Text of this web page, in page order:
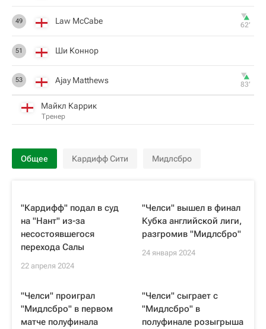
49 Law McCabe 62‎’‎
51 Ши Коннор
53 Ajay Matthews 83‎’‎
Майкл Каррик
Тренер
Общее Кардифф Сити Мидлсбро
"Кардифф" подал в суд
на "Нант" из-за
несостоявшегося
перехода Салы
22 апреля 2024
"Челси" вышел в финал
Кубка английской лиги,
разгромив "Мидлсбро"
24 января 2024
"Челси" проиграл
"Мидлсбро" в первом
матче полуфинала
"Челси" сыграет с
"Мидлсбро" в
полуфинале розыгрыша